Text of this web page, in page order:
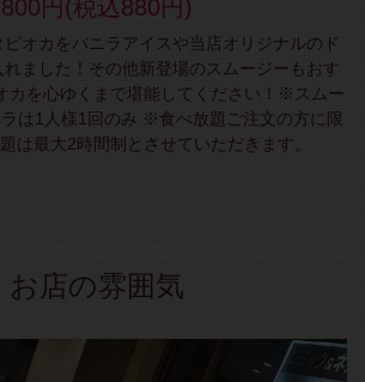
800円(税込880円)
ピオカをバニラアイスや当店オリジナルのド
ました！その他新登場のスムージーもおす
カを心ゆくまで堪能してください！※スムー
は1人様1回のみ ※食べ放題ご注文の方に限
は最大2時間制とさせていただきます。
お店の雰囲気